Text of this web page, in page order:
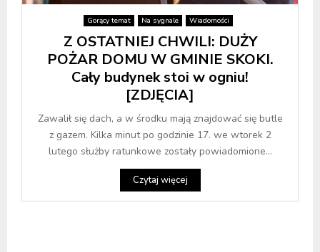
Gorący temat Na sygnale Wiadomości
Z OSTATNIEJ CHWILI: DUŻY
POŻAR DOMU W GMINIE SKOKI.
Cały budynek stoi w ogniu!
[ZDJĘCIA]
Zawalił się dach, a w środku mają znajdować się butle
z gazem. Kilka minut po godzinie 17. we wtorek 2
lutego służby ratunkowe zostały powiadomione...
Czytaj więcej